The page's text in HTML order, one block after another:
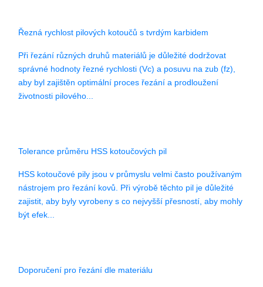
Řezná rychlost pilových kotoučů s tvrdým karbidem
Při řezání různých druhů materiálů je důležité dodržovat
správné hodnoty řezné rychlosti (Vc) a posuvu na zub (fz),
aby byl zajištěn optimální proces řezání a prodloužení
životnosti pilového...
Tolerance průměru HSS kotoučových pil
HSS kotoučové pily jsou v průmyslu velmi často používaným
nástrojem pro řezání kovů. Při výrobě těchto pil je důležité
zajistit, aby byly vyrobeny s co nejvyšší přesností, aby mohly
být efek...
Doporučení pro řezání dle materiálu